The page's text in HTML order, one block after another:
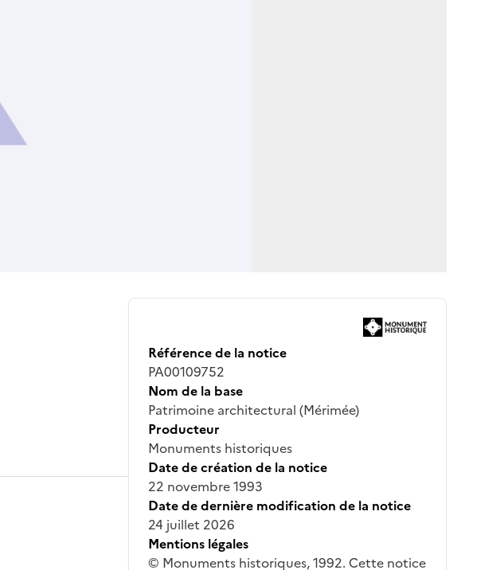
Référence de la notice
PA00109752
Nom de la base
Patrimoine architectural (Mérimée)
Producteur
Monuments historiques
Date de création de la notice
22 novembre 1993
Date de dernière modification de la notice
24 juillet 2026
Mentions légales
© Monuments historiques, 1992. Cette notice